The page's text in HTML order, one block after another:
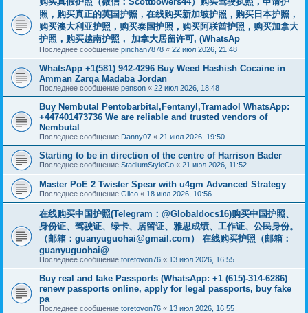
照，购买真正的英国护照，在线购买新加坡护照，购买日本护照，
购买澳大利亚护照，购买泰国护照，购买阿联酋护照，购买加拿大
护照，购买越南护照， 加拿大居留许可, (WhatsAp
Последнее сообщение pinchan7878 « 22 июл 2026, 21:48
WhatsApp +1(581) 942-4296 Buy Weed Hashish Cocaine in
Amman Zarqa Madaba Jordan
Последнее сообщение penson « 22 июл 2026, 18:48
Buy Nembutal Pentobarbital,Fentanyl,Tramadol WhatsApp:
+447401473736 We are reliable and trusted vendors of
Nembutal
Последнее сообщение Danny07 « 21 июл 2026, 19:50
Starting to be in direction of the centre of Harrison Bader
Последнее сообщение StadiumStyleCo « 21 июл 2026, 11:52
Master PoE 2 Twister Spear with u4gm Advanced Strategy
Последнее сообщение Glico « 18 июл 2026, 10:56
在线购买中国护照(Telegram：@Globaldocs16)购买中国护照、
身份证、驾驶证、绿卡、居留证、雅思成绩、工作证、公民身份。
（邮箱： guanyuguohai@gmail.com ） 在线购买护照（邮箱：
guanyuguohai@
Последнее сообщение toretovon76 « 13 июл 2026, 16:55
Buy real and fake Passports (WhatsApp: +1 (615)-314-6286)
renew passports online, apply for legal passports, buy fake
pa
Последнее сообщение toretovon76 « 13 июл 2026, 16:55